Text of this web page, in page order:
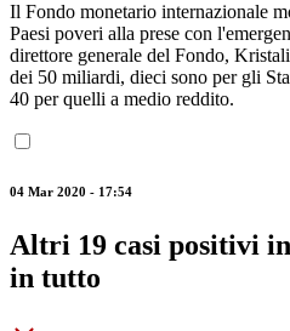
Il Fondo monetario internazionale
Paesi poveri alla prese con
direttore generale del Fondo,
dei 50 miliardi, dieci sono per gli
40 per quelli a medio reddito.
04 Mar 2020 - 17:54
Altri 19 casi positivi in
in tutto